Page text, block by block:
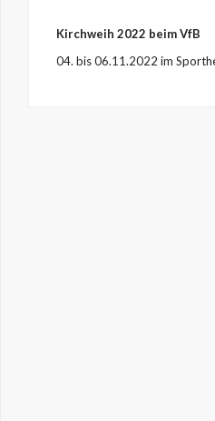
Kirchweih 2022 beim VfB
04. bis 06.11.2022 im